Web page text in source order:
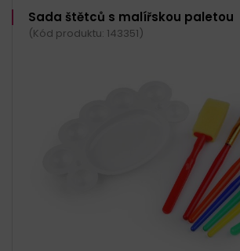
Sada štětců s malířskou paletou
(Kód produktu: 143351)